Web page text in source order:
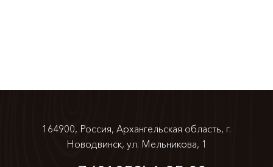
164900, Россия, Архангельская область, г.
Новодвинск, ул. Мельникова, 1